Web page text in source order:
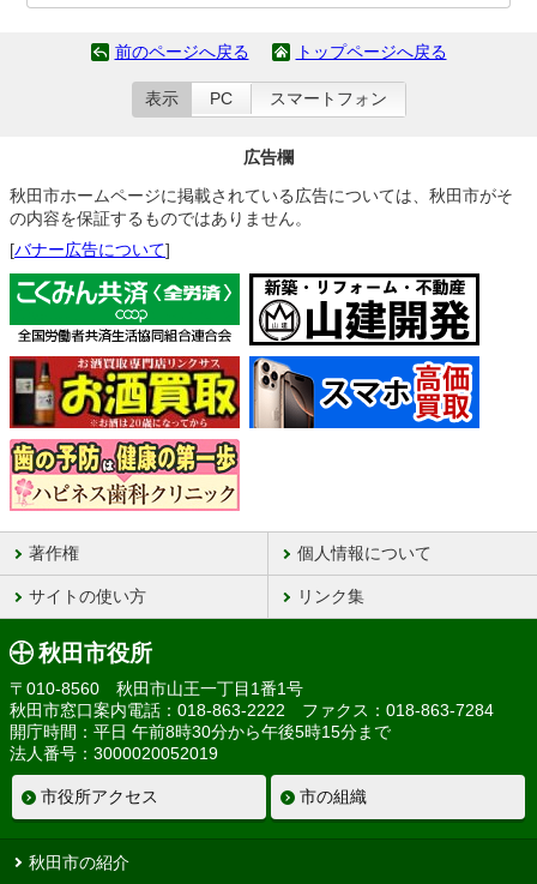
前のページへ戻る トップページへ戻る
表示 PC スマートフォン
広告欄
秋田市ホームページに掲載されている広告については、秋田市がそ
の内容を保証するものではありません。
[バナー広告について]
著作権 個人情報について
サイトの使い方 リンク集
秋田市役所
〒010-8560 秋田市山王一丁目1番1号
秋田市窓口案内電話：018-863-2222 ファクス：018-863-7284
開庁時間：平日 午前8時30分から午後5時15分まで
法人番号：3000020052019
市役所アクセス 市の組織
秋田市の紹介